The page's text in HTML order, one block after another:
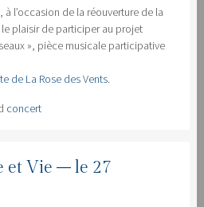
l’occasion de la réouverture de la
plaisir de participer au projet
», pièce musicale participative
de La Rose des Vents.
concert
et Vie – le 27